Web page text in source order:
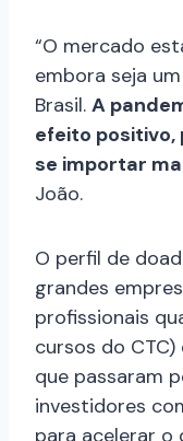
“O mercado
embora seja
Brasil. A
efeito positivo,
se importar
João.
O perfil de
grandes
profissionais
cursos do
que passaram
investidores
para acelerar o